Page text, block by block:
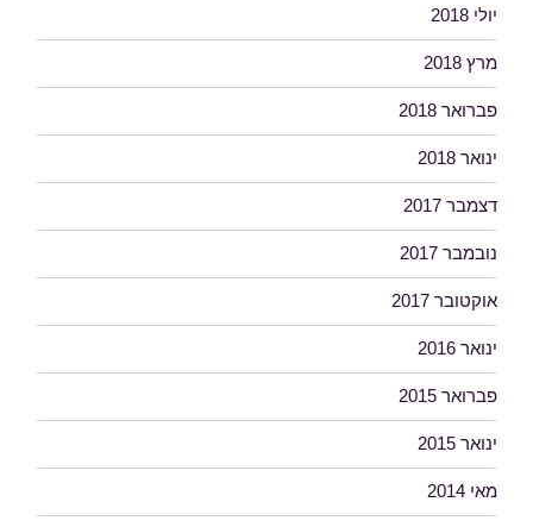
יולי 2018
מרץ 2018
פברואר 2018
ינואר 2018
דצמבר 2017
נובמבר 2017
אוקטובר 2017
ינואר 2016
פברואר 2015
ינואר 2015
מאי 2014